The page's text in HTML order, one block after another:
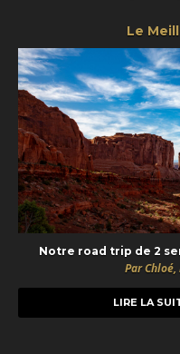
Le
Notre road trip de 2
Par
LIRE LA